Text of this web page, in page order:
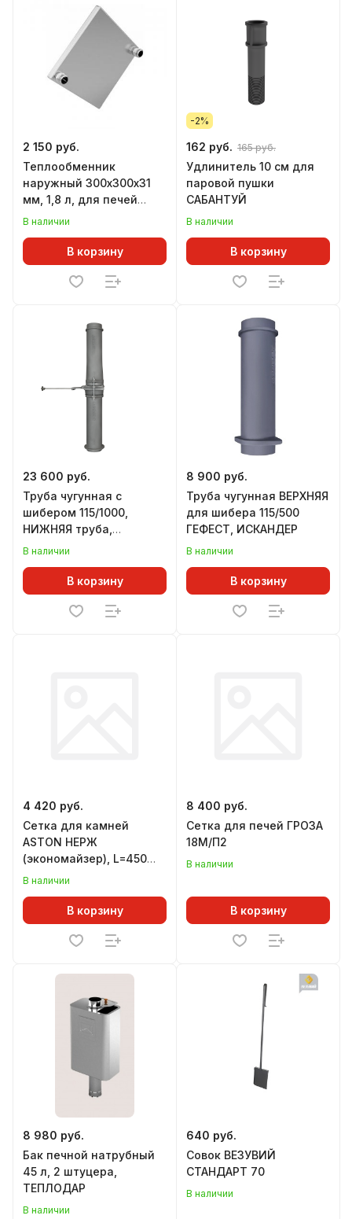
2 150 руб.
Теплообменник
наружный 300х300х31
мм, 1,8 л, для печей
Варвара
В наличии
В корзину
-2%
162 руб. 165 руб.
Удлинитель 10 см для
паровой пушки
САБАНТУЙ
В наличии
В корзину
23 600 руб.
Труба чугунная с
шибером 115/1000,
НИЖНЯЯ труба,
шиберный блок,
В наличии
В корзину
8 900 руб.
Труба чугунная ВЕРХНЯЯ
для шибера 115/500
ГЕФЕСТ, ИСКАНДЕР
В наличии
В корзину
4 420 руб.
Сетка для камней
ASTON НЕРЖ
(экономайзер), L=450
мм
В наличии
В корзину
8 400 руб.
Сетка для печей ГРОЗА
18М/П2
В наличии
В корзину
8 980 руб.
Бак печной натрубный
45 л, 2 штуцера,
ТЕПЛОДАР
В наличии
640 руб.
Совок ВЕЗУВИЙ
СТАНДАРТ 70
В наличии